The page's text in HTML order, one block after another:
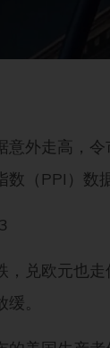
意外走高，
（PPI）数
，兑欧元也
。